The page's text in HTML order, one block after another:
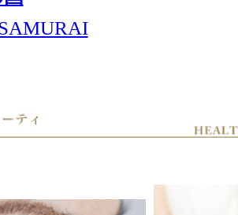
リニッ